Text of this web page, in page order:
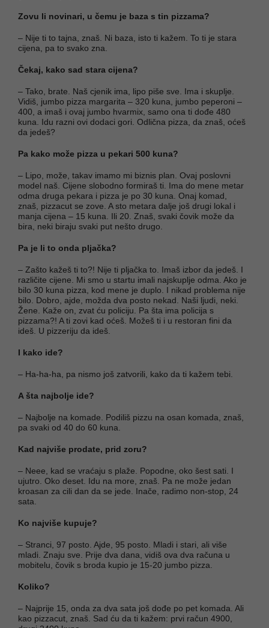
Zovu li novinari, u čemu je baza s tin pizzama?
– Nije ti to tajna, znaš. Ni baza, isto ti kažem. To ti je stara
cijena, pa to svako zna.
Čekaj, kako sad stara cijena?
– Tako, brate. Naš cjenik ima, lipo piše sve. Ima i skuplje.
Vidiš, jumbo pizza margarita – 320 kuna, jumbo peperoni –
400, a imaš i ovaj jumbo hvarmix, samo ona ti dođe 480
kuna. Idu razni ovi dodaci gori. Odlična pizza, da znaš, oćeš
da jedeš?
Pa kako može pizza u pekari 500 kuna?
– Lipo, može, takav imamo mi biznis plan. Ovaj poslovni
model naš. Cijene slobodno formiraš ti. Ima do mene metar
odma druga pekara i pizza je po 30 kuna. Onaj komad,
znaš, pizzacut se zove. A sto metara dalje još drugi lokal i
manja cijena – 15 kuna. Ili 20. Znaš, svaki čovik može da
bira, neki biraju svaki put nešto drugo.
Pa je li to onda pljačka?
– Zašto kažeš ti to?! Nije ti pljačka to. Imaš izbor da jedeš. I
različite cijene. Mi smo u startu imali najskuplje odma. Ako je
bilo 30 kuna pizza, kod mene je duplo. I nikad problema nije
bilo. Dobro, ajde, možda dva posto nekad. Naši ljudi, neki.
Žene. Kaže on, zvat ću policiju. Pa šta ima policija s
pizzama?! A ti zovi kad oćeš. Možeš ti i u restoran fini da
ideš. U pizzeriju da ideš.
I kako ide?
– Ha-ha-ha, pa nismo još zatvorili, kako da ti kažem tebi.
A šta najbolje ide?
– Najbolje na komade. Podiliš pizzu na osan komada, znaš,
pa svaki od 40 do 60 kuna.
Kad najviše prodate, prid zoru?
– Neee, kad se vraćaju s plaže. Popodne, oko šest sati. I
ujutro. Oko deset. Idu na more, znaš. Pa ne može jedan
kroasan za cili dan da se jede. Inače, radimo non-stop, 24
sata.
Ko najviše kupuje?
– Stranci, 97 posto. Ajde, 95 posto. Mladi i stari, ali više
mladi. Znaju sve. Prije dva dana, vidiš ova dva računa u
mobitelu, čovik s broda kupio je 15-20 jumbo pizza.
Koliko?
– Najprije 15, onda za dva sata još dođe po pet komada. Ali
kao pizzacut, znaš. Sad ću da ti kažem: prvi račun 4900,